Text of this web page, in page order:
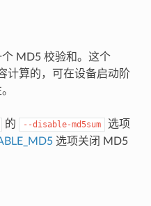
MD5 校验和。这个
计算的，可在设备启动阶
的 --disable-md5sum
选项
选项关闭 MD5